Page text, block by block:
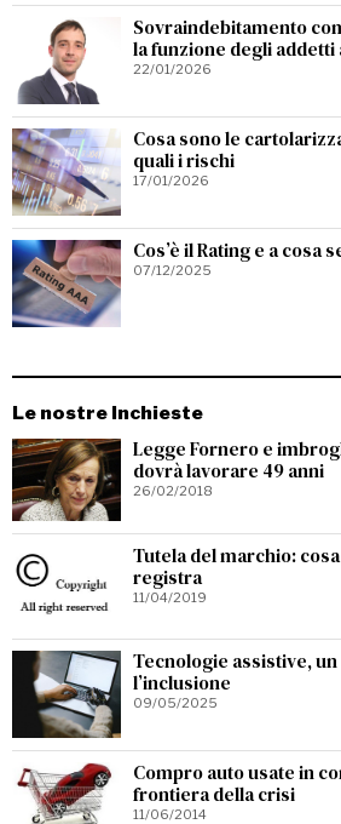
Sovraindebitamento
la funzione degli addetti
22/01/2026
Cosa sono le
quali i rischi
17/01/2026
Cos’è il Rating e a cosa
07/12/2025
Le nostre Inchieste
Legge Fornero e
dovrà lavorare 49 anni
26/02/2018
Tutela del marchio:
registra
11/04/2019
Tecnologie assistive,
l’inclusione
09/05/2025
Compro auto usate in
frontiera della crisi
11/06/2014